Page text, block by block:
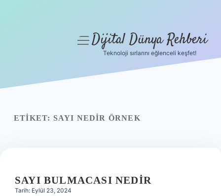
Yasal Uyarı
menüyüDijital Dünya Rehberi
Teknoloji sırlarını eğlenceli keşfet!
ETIKET: SAYI NEDIR ÖRNEK
SAYI BULMACASI NEDIR
Tarih: Eylül 23, 2024